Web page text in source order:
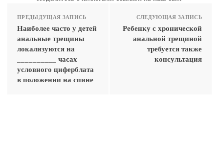
ПРЕДЫДУЩАЯ ЗАПИСЬ
Наиболее часто у детей
анальные трещины
локализуются на
__________ часах
условного циферблата
в положении на спине
СЛЕДУЮЩАЯ ЗАПИСЬ
Ребенку с хронической
анальной трещиной
требуется также
консультация